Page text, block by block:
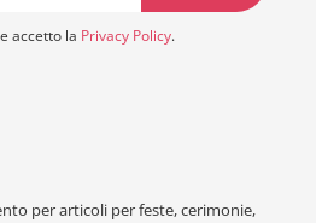
accetto la Privacy Policy.
per articoli per feste, cerimonie,